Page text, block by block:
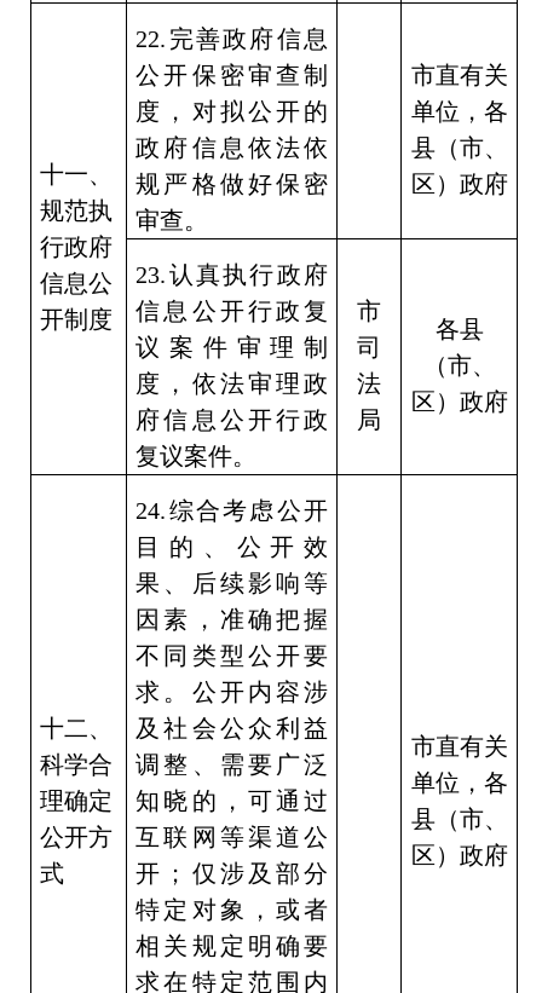
十一、
规范执
行政府
信息公
开制度
22. 完善政府信息
公开保密审查制
度，对拟公开的
政府信息依法依
规严格做好保密
审查。
市直有关
单位，各
县（市、
区）政府
23.认真执行政府
信息公开行政复
议案件审理制
度，依法审理政
府信息公开行政
复议案件。
市
司
法
局
各县
（市、
区）政府
十二、
科学合
理确定
公开方
式
24.综合考虑公开
目的、公开效
果、后续影响等
因素，准确把握
不同类型公开要
求。公开内容涉
及社会公众利益
调整、需要广泛
知晓的，可通过
互联网等渠道公
开；仅涉及部分
特定对象，或者
相关规定明确要
求在特定范围内
市直有关
单位，各
县（市、
区）政府